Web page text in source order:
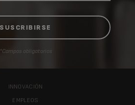
*Campos obligatorios
INNOVACIÓN
EMPLEOS